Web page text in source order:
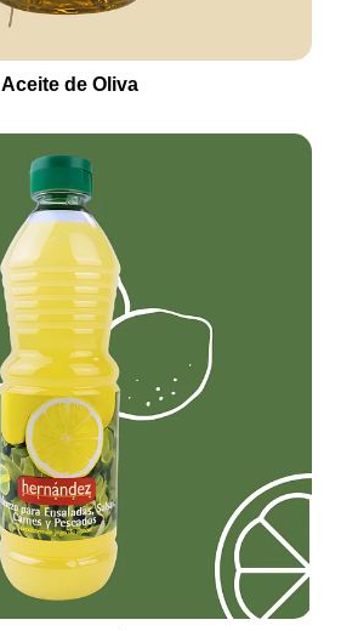
Aceite de Oliva